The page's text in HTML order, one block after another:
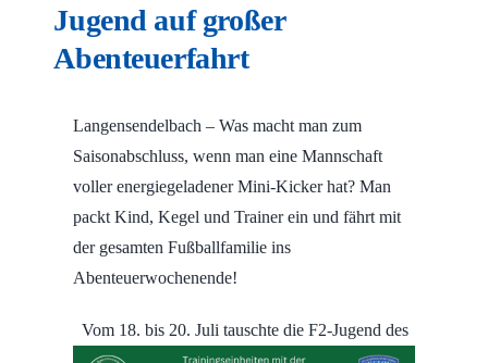
Jugend auf großer
Abenteuerfahrt
Langensendelbach – Was macht man zum
Saisonabschluss, wenn man eine Mannschaft
voller energiegeladener Mini-Kicker hat? Man
packt Kind, Kegel und Trainer ein und fährt mit
der gesamten Fußballfamilie ins
Abenteuerwochenende!
Vom 18. bis 20. Juli tauschte die F2-Jugend des